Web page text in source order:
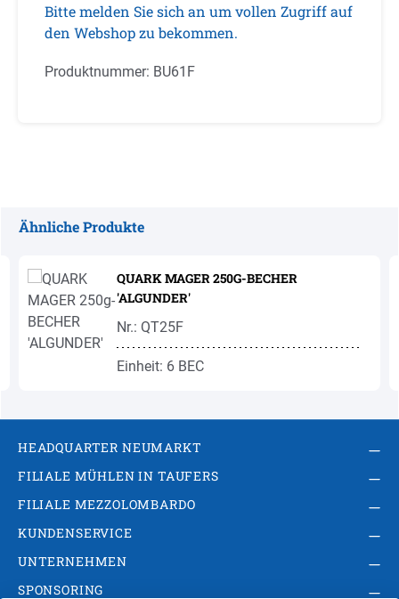
Bitte melden Sie sich an um vollen Zugriff auf
den Webshop zu bekommen.
Produktnummer: BU61F
Ähnliche Produkte
QUARK MAGER 250G-BECHER
'ALGUNDER'
Nr.: QT25F
Einheit: 6 BEC
HEADQUARTER NEUMARKT
FILIALE MÜHLEN IN TAUFERS
FILIALE MEZZOLOMBARDO
KUNDENSERVICE
UNTERNEHMEN
SPONSORING